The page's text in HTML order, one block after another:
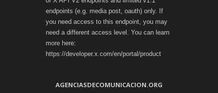
endpoints (e.g. media post, oauth) only. If
you need access to this endpoint, you may
need a different access level. You can learn
more here:
https://developer.x.com/en/portal/product
AGENCIASDECOMUNICACION.ORG